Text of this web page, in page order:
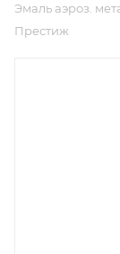
Эмаль аэроз.
Престиж